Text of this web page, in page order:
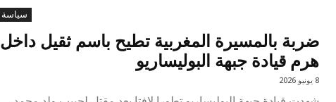
سياسة
ضربة بالمسيرة المغربية تطيح باسم ثقيل داخل
هرم قيادة جبهة البوليساريو
8 يونيو 2026